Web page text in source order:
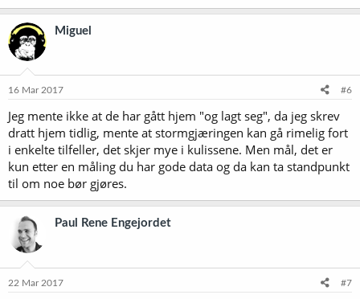
Miguel
16 Mar 2017 #6
Jeg mente ikke at de har gått hjem "og lagt seg", da jeg skrev
dratt hjem tidlig, mente at stormgjæringen kan gå rimelig fort
i enkelte tilfeller, det skjer mye i kulissene. Men mål, det er
kun etter en måling du har gode data og da kan ta standpunkt
til om noe bør gjøres.
Paul Rene Engejordet
22 Mar 2017 #7